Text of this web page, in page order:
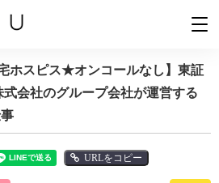
ホスピス★オンコールなし】東証
会社のグループ会社が運営する
URLをコピー